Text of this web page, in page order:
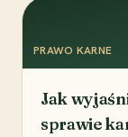
PRAWO KARNE
Jak
sprawie